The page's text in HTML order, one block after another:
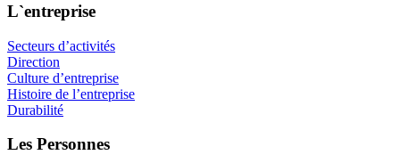
L`entreprise
Secteurs d’activités
Direction
Culture d’entreprise
Histoire de l’entreprise
Durabilité
Les Personnes